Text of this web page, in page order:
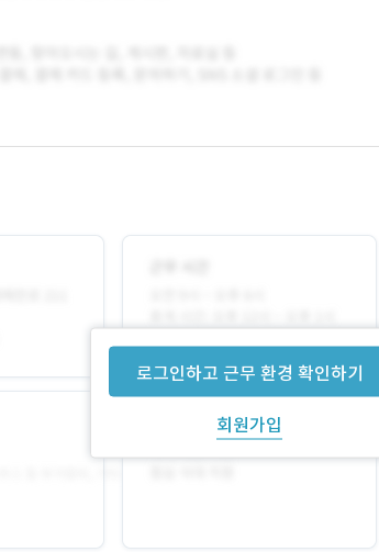
로그인하고 근무 환경 확인하기
회원가입